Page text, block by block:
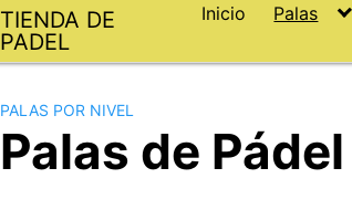
TIENDA DE
PADEL
Inicio Palas
PALAS POR NIVEL
Palas de